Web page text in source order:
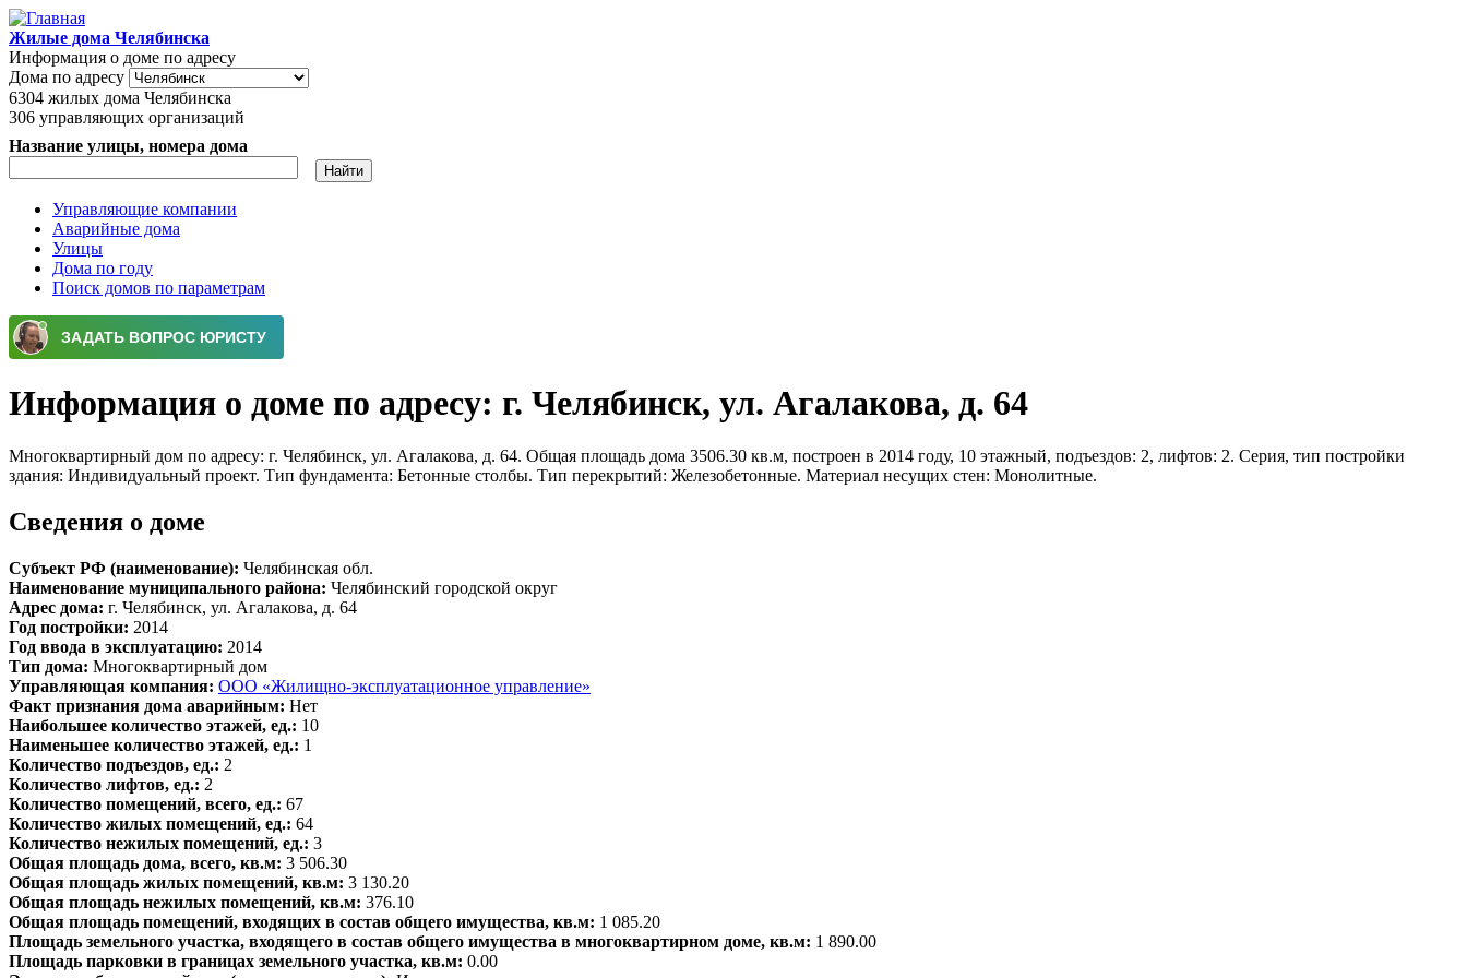
Перейти к основному содержанию
Жилые дома Челябинска
Информация о доме по адресу
Дома по адресу
6304 жилых дома Челябинска
306 управляющих организаций
Название улицы, номера дома
Главное меню
Управляющие компании
Аварийные дома
Улицы
Дома по году
Поиск домов по параметрам
Информация о доме по адресу: г. Челябинск, ул. Агалакова, д. 64
Многоквартирный дом по адресу: г. Челябинск, ул. Агалакова, д. 64. Общая площадь дома 3506.30 кв.м, построен в 2014 году, 10 этажный, подъездов: 2, лифтов: 2. Серия, тип постройки
здания: Индивидуальный проект. Тип фундамента: Бетонные столбы. Тип перекрытий: Железобетонные. Материал несущих стен: Монолитные.
Сведения о доме
Субъект РФ (наименование): Челябинская обл.
Наименование муниципального района: Челябинский городской округ
Адрес дома: г. Челябинск, ул. Агалакова, д. 64
Год постройки: 2014
Год ввода в эксплуатацию: 2014
Тип дома: Многоквартирный дом
Управляющая компания: ООО «Жилищно-эксплуатационное управление»
Факт признания дома аварийным: Нет
Наибольшее количество этажей, ед.: 10
Наименьшее количество этажей, ед.: 1
Количество подъездов, ед.: 2
Количество лифтов, ед.: 2
Количество помещений, всего, ед.: 67
Количество жилых помещений, ед.: 64
Количество нежилых помещений, ед.: 3
Общая площадь дома, всего, кв.м: 3 506.30
Общая площадь жилых помещений, кв.м: 3 130.20
Общая площадь нежилых помещений, кв.м: 376.10
Общая площадь помещений, входящих в состав общего имущества, кв.м: 1 085.20
Площадь земельного участка, входящего в состав общего имущества в многоквартирном доме, кв.м: 1 890.00
Площадь парковки в границах земельного участка, кв.м: 0.00